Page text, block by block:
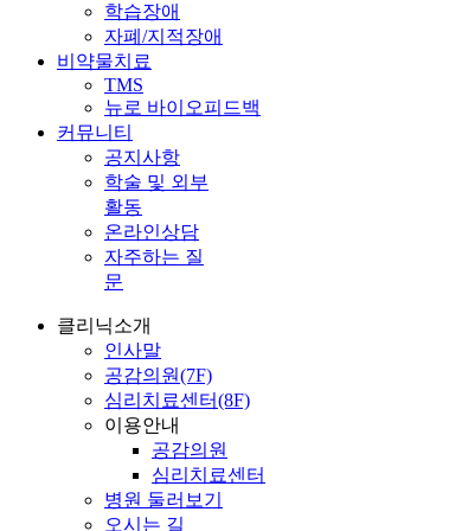
학습장애
자폐/지적장애
비약물치료
TMS
뉴로 바이오피드백
커뮤니티
공지사항
학술 및 외부
활동
온라인상담
자주하는 질
문
클리닉소개
인사말
공감의원(7F)
심리치료센터(8F)
이용안내
공감의원
심리치료센터
병원 둘러보기
오시는 길